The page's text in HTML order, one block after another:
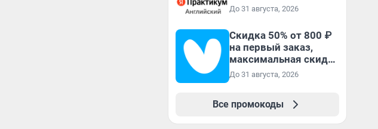
До 31 августа, 2026
Скидка 50% от 800 ₽
на первый заказ,
максимальная скидка
600 ₽
До 31 августа, 2026
Все промокоды